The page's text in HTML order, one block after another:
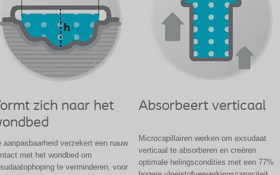
zich naar het
aanpasbaarheid verzekert een nauw
met het wondbed om
te verminderen, voor
Absorbeert verticaal
Microcapillairen werken om exsudaat
verticaal te absorberen en creëren
optimale helingscondities met een 77%